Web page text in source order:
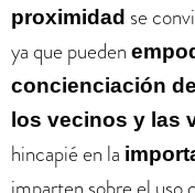
proximidad se
ya que pueden
concienciación
los vecinos y las
hincapié en la